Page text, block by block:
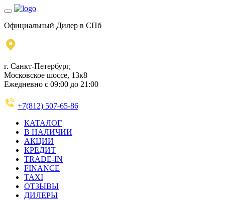
Официальный Дилер в СПб
г. Санкт-Петербург,
Московское шоссе, 13к8
Ежедневно с 09:00 до 21:00
+7(812) 507-65-86
КАТАЛОГ
В НАЛИЧИИ
АКЦИИ
КРЕДИТ
TRADE-IN
FINANCE
TAXI
ОТЗЫВЫ
ДИЛЕРЫ